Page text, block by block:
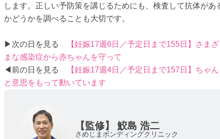
します。正しい予防策を講じるためにも、検査して抗体があ
かどうかを調べることも大切です。
▶次の日を見る
【妊娠17週6日／予定日まで155日】さまざ
まな感染症から赤ちゃんを守って
◀前の日を見る
【妊娠17週4日／予定日まで157日】ちゃん
と意思をもって動いています
【監修】 鮫島 浩二
さめじまボンディングクリニック